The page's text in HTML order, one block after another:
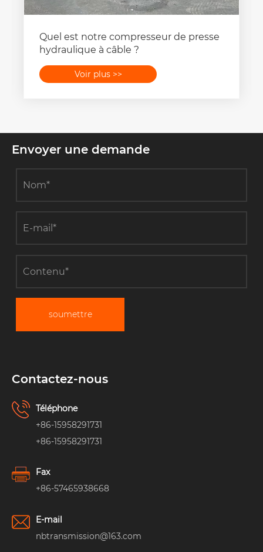
Quel est notre compresseur de presse
hydraulique à câble ?
Voir plus >>
Envoyer une demande
soumettre
Contactez-nous
Téléphone
+86-15958291731
+86-15958291731
Fax
+86-57465938668
E-mail
nbtransmission@163.com